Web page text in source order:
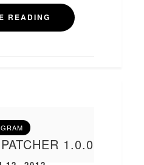
READING
1.0.0